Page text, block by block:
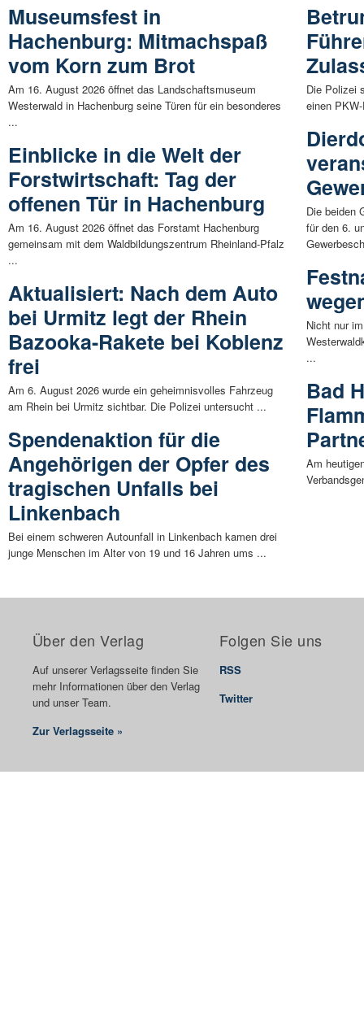
Museumsfest in
Hachenburg: Mitmachspaß
vom Korn zum Brot
Am 16. August 2026 öffnet das Landschaftsmuseum
Westerwald in Hachenburg seine Türen für ein besonderes
...
Einblicke in die Welt der
Forstwirtschaft: Tag der
offenen Tür in Hachenburg
Am 16. August 2026 öffnet das Forstamt Hachenburg
gemeinsam mit dem Waldbildungszentrum Rheinland-Pfalz
...
Aktualisiert: Nach dem Auto
bei Urmitz legt der Rhein
Bazooka-Rakete bei Koblenz
frei
Am 6. August 2026 wurde ein geheimnisvolles Fahrzeug
am Rhein bei Urmitz sichtbar. Die Polizei untersucht ...
Spendenaktion für die
Angehörigen der Opfer des
tragischen Unfalls bei
Linkenbach
Bei einem schweren Autounfall in Linkenbach kamen drei
junge Menschen im Alter von 19 und 16 Jahren ums ...
Die Polizei
einen
Die beiden
für den 6.
Nicht nur
...
Bad
Am
Über den Verlag
Auf unserer Verlagsseite finden Sie
mehr Informationen über den Verlag
und unser Team.
Zur Verlagsseite »
Folgen Sie uns
RSS
Twitter